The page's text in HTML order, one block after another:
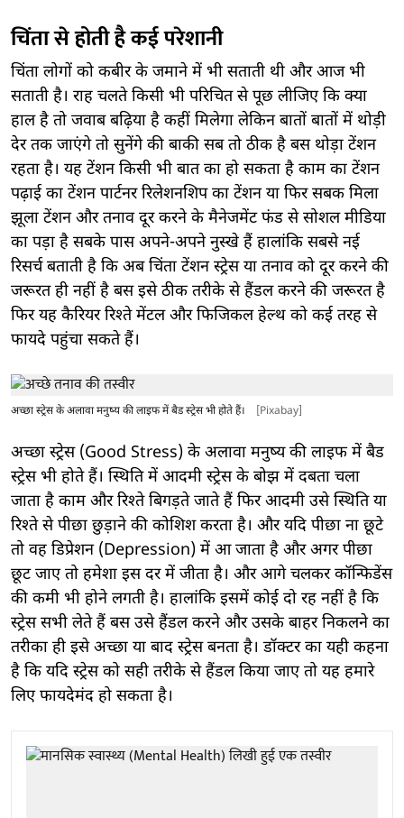
चिंता से होती है कई परेशानी
चिंता लोगों को कबीर के जमाने में भी सताती थी और आज भी
सताती है। राह चलते किसी भी परिचित से पूछ लीजिए कि क्या
हाल है तो जवाब बढ़िया है कहीं मिलेगा लेकिन बातों बातों में थोड़ी
देर तक जाएंगे तो सुनेंगे की बाकी सब तो ठीक है बस थोड़ा टेंशन
रहता है। यह टेंशन किसी भी बात का हो सकता है काम का टेंशन
पढ़ाई का टेंशन पार्टनर रिलेशनशिप का टेंशन या फिर सबक मिला
झूला टेंशन और तनाव दूर करने के मैनेजमेंट फंड से सोशल मीडिया
का पड़ा है सबके पास अपने-अपने नुस्खे हैं हालांकि सबसे नई
रिसर्च बताती है कि अब चिंता टेंशन स्ट्रेस या तनाव को दूर करने की
जरूरत ही नहीं है बस इसे ठीक तरीके से हैंडल करने की जरूरत है
फिर यह कैरियर रिश्ते मेंटल और फिजिकल हेल्थ को कई तरह से
फायदे पहुंचा सकते हैं।
अच्छा स्ट्रेस के अलावा मनुष्य की लाइफ में बैड स्ट्रेस भी होते हैं। [Pixabay]
अच्छा स्ट्रेस (Good Stress) के अलावा मनुष्य की लाइफ में बैड
स्ट्रेस भी होते हैं। स्थिति में आदमी स्ट्रेस के बोझ में दबता चला
जाता है काम और रिश्ते बिगड़ते जाते हैं फिर आदमी उसे स्थिति या
रिश्ते से पीछा छुड़ाने की कोशिश करता है। और यदि पीछा ना छूटे
तो वह डिप्रेशन (Depression) में आ जाता है और अगर पीछा
छूट जाए तो हमेशा इस दर में जीता है। और आगे चलकर कॉन्फिडेंस
की कमी भी होने लगती है। हालांकि इसमें कोई दो रह नहीं है कि
स्ट्रेस सभी लेते हैं बस उसे हैंडल करने और उसके बाहर निकलने का
तरीका ही इसे अच्छा या बाद स्ट्रेस बनता है। डॉक्टर का यही कहना
है कि यदि स्ट्रेस को सही तरीके से हैंडल किया जाए तो यह हमारे
लिए फायदेमंद हो सकता है।